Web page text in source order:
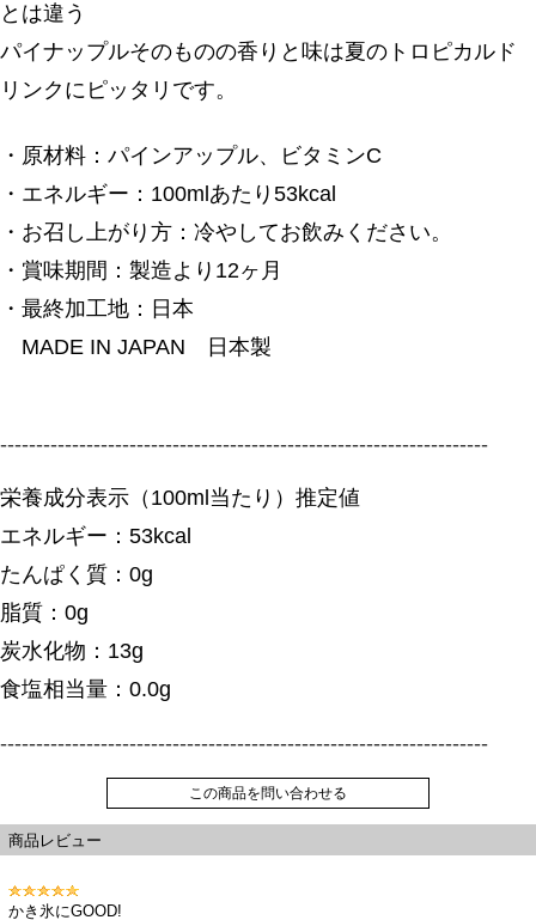
とは違う
パイナップルそのものの香りと味は夏のトロピカルド
リンクにピッタリです。
・原材料：パインアップル、ビタミンC
・エネルギー：100mlあたり53kcal
・お召し上がり方：冷やしてお飲みください。
・賞味期間：製造より12ヶ月
・最終加工地：日本
MADE IN JAPAN 日本製
--------------------------------------------------------------------
栄養成分表示（100ml当たり）推定値
エネルギー：53kcal
たんぱく質：0g
脂質：0g
炭水化物：13g
食塩相当量：0.0g
--------------------------------------------------------------------
この商品を問い合わせる
商品レビュー
かき氷にGOOD!